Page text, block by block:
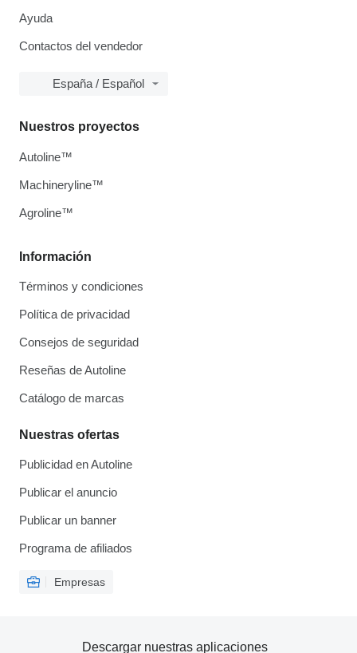
Ayuda
Contactos del vendedor
España / Español
Información
Términos y condiciones
Política de privacidad
Consejos de seguridad
Reseñas de Autoline
Catálogo de marcas
Nuestras ofertas
Publicidad en Autoline
Publicar el anuncio
Publicar un banner
Programa de afiliados
Empresas
Nuestros proyectos
Autoline™
Machineryline™
Agroline™
Descargar nuestras aplicaciones